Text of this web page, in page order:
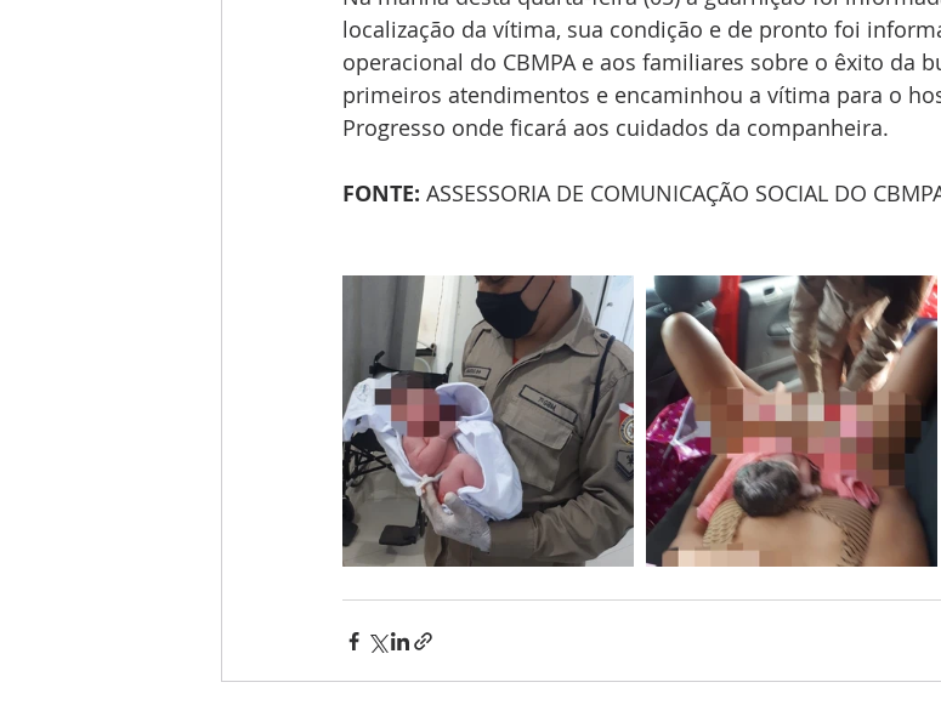
localização da vítima, sua condição e de pronto foi
operacional do CBMPA e aos familiares sobre o êxito da
primeiros atendimentos e encaminhou a vítima para o
Progresso onde ficará aos cuidados da companheira.
FONTE: ASSESSORIA DE COMUNICAÇÃO SOCIAL DO